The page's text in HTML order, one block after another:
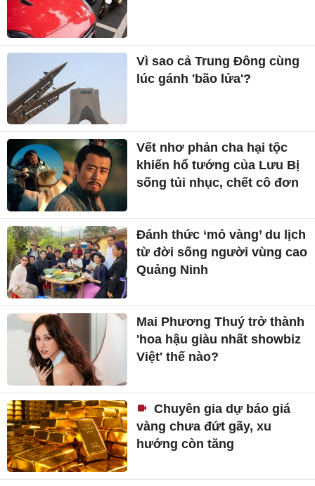
Vì sao cả Trung Đông cùng
lúc gánh 'bão lửa'?
Vết nhơ phản cha hại tộc
khiến hổ tướng của Lưu Bị
sống tủi nhục, chết cô đơn
Đánh thức ‘mỏ vàng’ du lịch
từ đời sống người vùng cao
Quảng Ninh
Mai Phương Thuý trở thành
'hoa hậu giàu nhất showbiz
Việt' thế nào?
Chuyên gia dự báo giá
vàng chưa đứt gãy, xu
hướng còn tăng